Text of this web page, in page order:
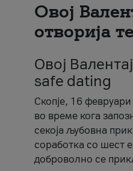
Овој
отворија
Овој
safe dating
Скопје, 16
во време кога
секоја љубовна
соработка со шест
доброволно се